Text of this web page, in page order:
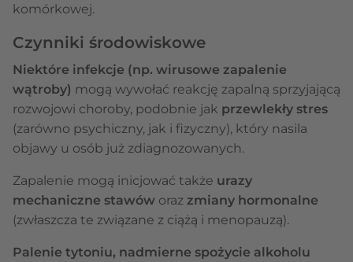
komórkowej.
Czynniki środowiskowe
Niektóre infekcje (np. wirusowe zapalenie
wątroby) mogą wywołać reakcję zapalną sprzyjającą
rozwojowi choroby, podobnie jak przewlekły stres
(zarówno psychiczny, jak i fizyczny), który nasila
objawy u osób już zdiagnozowanych.
Zapalenie mogą inicjować także urazy
mechaniczne stawów oraz zmiany hormonalne
(zwłaszcza te związane z ciążą i menopauzą).
Palenie tytoniu, nadmierne spożycie alkoholu